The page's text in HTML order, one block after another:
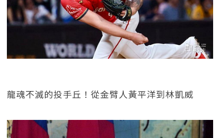
龍魂不滅的投手丘！從金臂人黃平洋到林凱威